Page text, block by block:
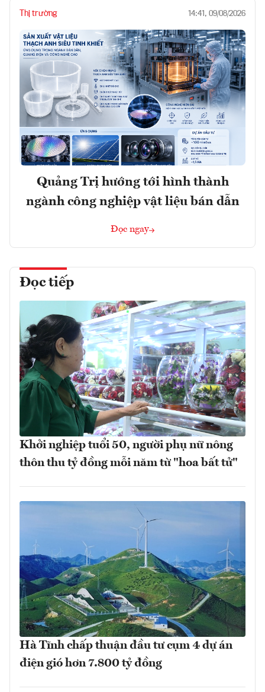
Thị trường 14:41, 09/08/2026
Quảng Trị hướng tới hình thành
ngành công nghiệp vật liệu bán dẫn
Đọc ngay
Đọc tiếp
Khởi nghiệp tuổi 50, người phụ nữ nông
thôn thu tỷ đồng mỗi năm từ "hoa bất tử"
Hà Tĩnh chấp thuận đầu tư cụm 4 dự án
điện gió hơn 7.800 tỷ đồng